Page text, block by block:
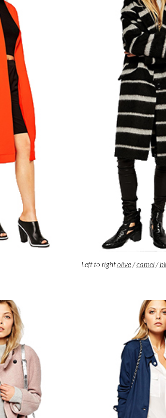
Left to rightolive/camel/